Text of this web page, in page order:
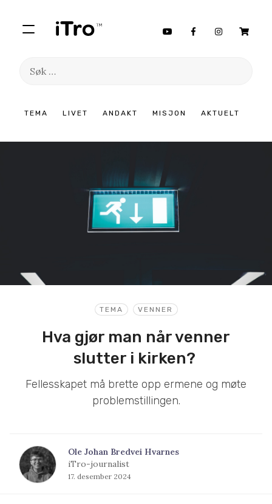
TEMA LIVET ANDAKT MISJON AKTUELT
Søk
innhold
TEMA VENNER
Hva gjør man når venner
slutter i kirken?
Fellesskapet må brette opp ermene og møte
problemstillingen.
Ole Johan Bredvei Hvarnes
iTro-journalist
17. desember 2024